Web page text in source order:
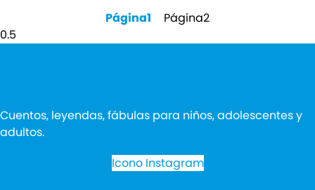
Página1 Página2
Cuentos, leyendas, fábulas para niños, adolescentes y
adultos.
Icono Instagram